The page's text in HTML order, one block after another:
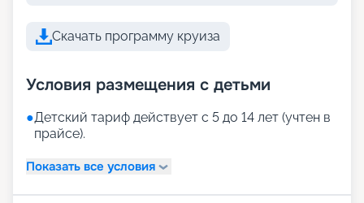
Скачать программу круиза
Условия размещения с детьми
●Детский тариф действует с 5 до 14 лет (учтен в
прайсе).
Показать все условия